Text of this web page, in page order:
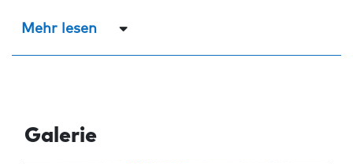
Mehr lesen
Galerie